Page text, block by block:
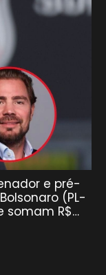
e pré-
(PL-
somam R$…